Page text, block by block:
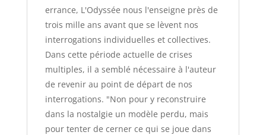
errance, L'Odyssée nous l'enseigne près de
trois mille ans avant que se lèvent nos
interrogations individuelles et collectives.
Dans cette période actuelle de crises
multiples, il a semblé nécessaire à l'auteur
de revenir au point de départ de nos
interrogations. "Non pour y reconstruire
dans la nostalgie un modèle perdu, mais
pour tenter de cerner ce qui se joue dans